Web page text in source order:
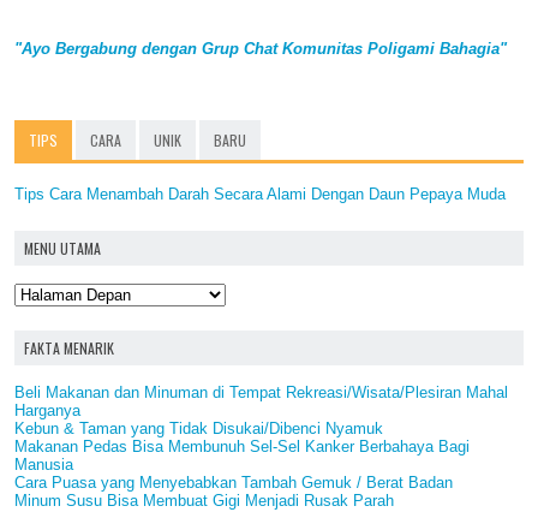
"Ayo Bergabung dengan Grup Chat Komunitas Poligami Bahagia"
TIPS CARA UNIK BARU
Tips Cara Menambah Darah Secara Alami Dengan Daun Pepaya Muda
MENU UTAMA
FAKTA MENARIK
Beli Makanan dan Minuman di Tempat Rekreasi/Wisata/Plesiran Mahal
Harganya
Kebun & Taman yang Tidak Disukai/Dibenci Nyamuk
Makanan Pedas Bisa Membunuh Sel-Sel Kanker Berbahaya Bagi
Manusia
Cara Puasa yang Menyebabkan Tambah Gemuk / Berat Badan
Minum Susu Bisa Membuat Gigi Menjadi Rusak Parah